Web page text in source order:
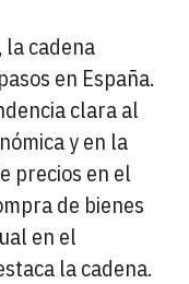
la cadena
en España.
clara al
y en la
precios en el
de bienes
en el
la cadena.